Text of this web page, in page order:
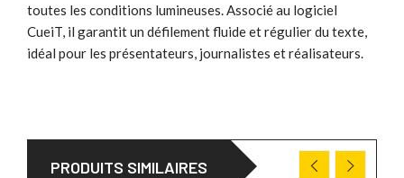
toutes les conditions lumineuses. Associé au logiciel
CueiT, il garantit un défilement fluide et régulier du texte,
idéal pour les présentateurs, journalistes et réalisateurs.
PRODUITS SIMILAIRES